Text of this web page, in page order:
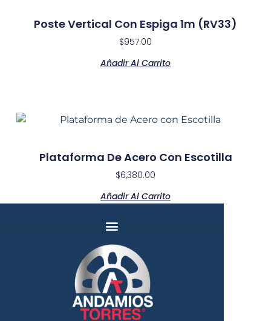
Poste Vertical Con Espiga 1m (RV33)
$957.00
Añadir Al Carrito
Plataforma De Acero Con Escotilla
$6,380.00
Añadir Al Carrito